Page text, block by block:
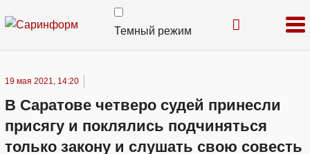
Темный режим
19 мая 2021, 14:20
В Саратове четверо судей принесли
присягу и поклялись подчиняться
только закону и слушать свою совесть